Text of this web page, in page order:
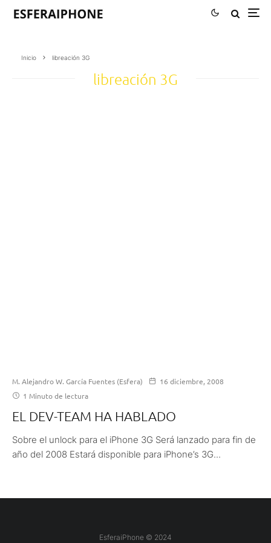
Inicio libreación 3G
libreación 3G
M. Alejandro W. García Fuentes (Esfera)
16 diciembre, 2008
1 Minuto de lectura
EL DEV-TEAM HA HABLADO
Sobre el unlock para el iPhone 3G Será lanzado para fin de
año del 2008 Estará disponible para iPhone’s 3G...
EsferaiPhone © 2024